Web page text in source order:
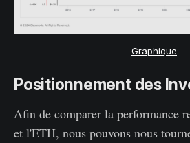
Graphique
Positionnement des
Afin de comparer la performance
et l'ETH, nous pouvons nous